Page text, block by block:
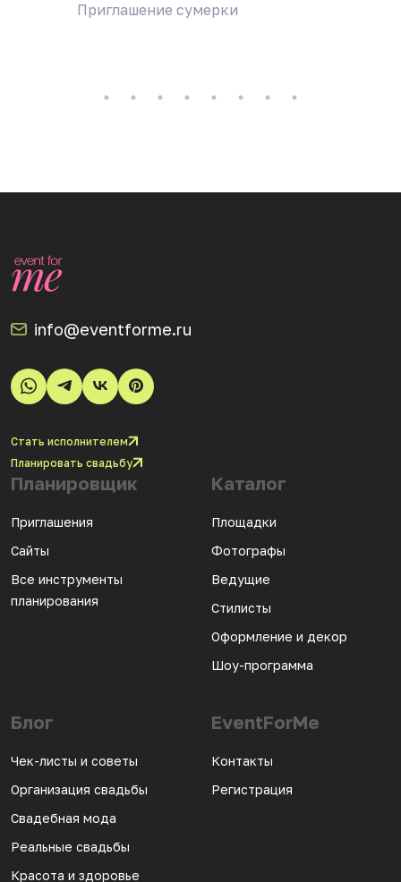
Приглашение сумерки
info@eventforme.ru
Стать исполнителем
Планировать свадьбу
Планировщик
Приглашения
Сайты
Все инструменты
планирования
Каталог
Площадки
Фотографы
Ведущие
Стилисты
Оформление и декор
Шоу-программа
Блог
Чек-листы и советы
Организация свадьбы
Свадебная мода
Реальные свадьбы
Красота и здоровье
EventForMe
Контакты
Регистрация